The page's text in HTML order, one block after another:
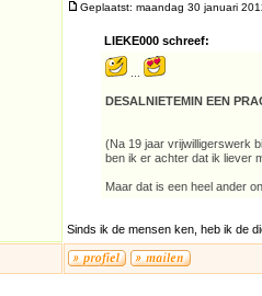
Geplaatst: maandag 30 januari
LIEKE000 schreef:
DESALNIETEMIN EEN
(Na 19 jaar vrijwilligerswerk
ben ik er achter dat ik liever
Maar dat is een heel ander
Sinds ik de mensen ken, heb ik de